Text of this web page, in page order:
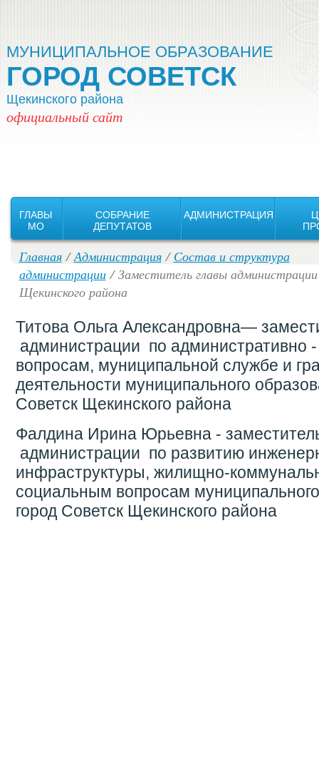
МУНИЦИПАЛЬНОЕ ОБРАЗОВАНИЕ
ГОРОД СОВЕТСК
Щекинского района
официальный сайт
ГЛАВЫ
MO
СОБРАНИЕ
ДЕПУТАТОВ
АДМИНИСТРАЦИЯ
Главная/Администрация/ Состав и структура
администрации/ Заместитель главы
Щекинского района
Титова Ольга Александровна—
администрации по административно
вопросам, муниципальной службе и
деятельности муниципального
Советск Щекинского района
Фалдина Ирина Юрьевна -
администрации по развитию
инфраструктуры, жилищно-
социальным вопросам
город Советск Щекинского района